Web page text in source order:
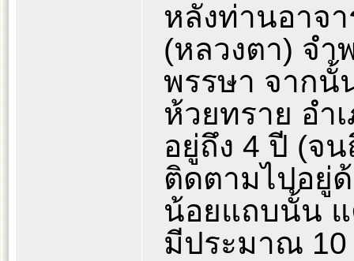
หลังท่านอาจ
(หลวงตา) จำ
พรรษา จากนั้
ห้วยทราย อำ
อยู่ถึง 4 ปี (จ
ติดตามไปอยู่
น้อยแถบนั้น
มีประมาณ 10